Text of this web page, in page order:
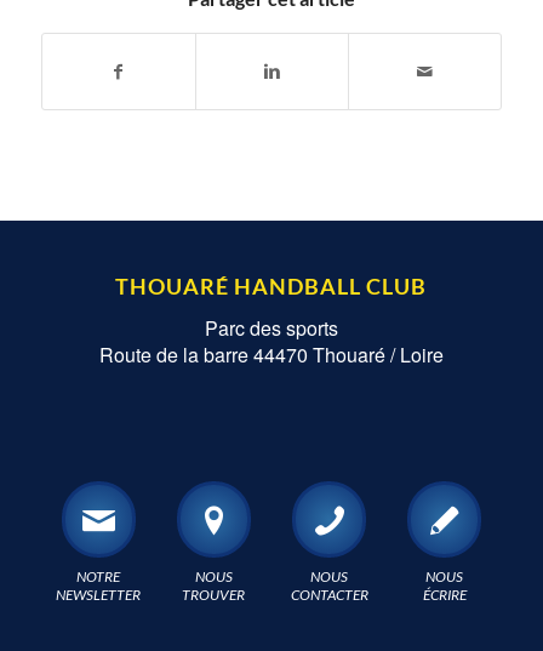
THOUARÉ HANDBALL CLUB
Parc des sports
Route de la barre 44470 Thouaré / Loire
NOTRE
NEWSLETTER
NOUS
TROUVER
NOUS
CONTACTER
NOUS
ÉCRIRE